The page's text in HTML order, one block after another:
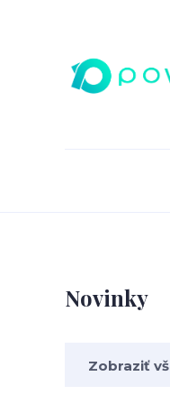
Novinky
Zobraziť